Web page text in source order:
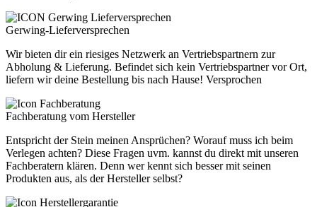
Gerwing-Lieferversprechen
Wir bieten dir ein riesiges Netzwerk an Vertriebspartnern zur
Abholung & Lieferung. Befindet sich kein Vertriebspartner vor Ort,
liefern wir deine Bestellung bis nach Hause! Versprochen
Fachberatung vom Hersteller
Entspricht der Stein meinen Ansprüchen? Worauf muss ich beim
Verlegen achten? Diese Fragen uvm. kannst du direkt mit unseren
Fachberatern klären. Denn wer kennt sich besser mit seinen
Produkten aus, als der Hersteller selbst?